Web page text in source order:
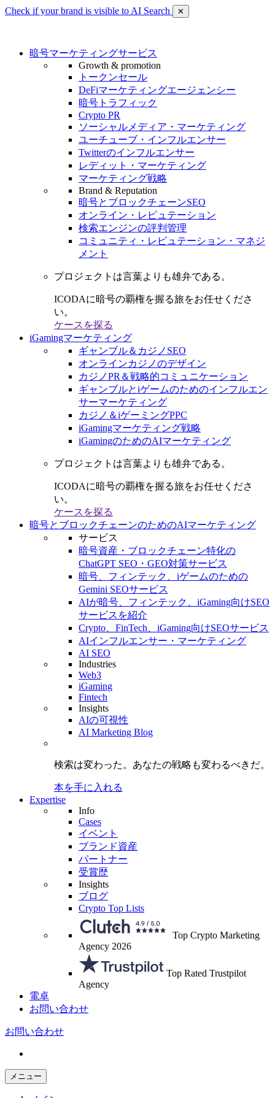
Check if your brand is visible to AI Search ✕
暗号マーケティングサービス
Growth & promotion
トークンセール
DeFiマーケティングエージェンシー
暗号トラフィック
Crypto PR
ソーシャルメディア・マーケティング
ユーチューブ・インフルエンサー
Twitterのインフルエンサー
レディット・マーケティング
マーケティング戦略
Brand & Reputation
暗号とブロックチェーンSEO
オンライン・レピュテーション
検索エンジンの評判管理
コミュニティ・レピュテーション・マネジ
メント
プロジェクトは言葉よりも雄弁である。
ICODAに暗号の覇権を握る旅をお任せくださ
い。
ケースを探る
iGamingマーケティング
ギャンブル＆カジノSEO
オンラインカジノのデザイン
カジノPR＆戦略的コミュニケーション
ギャンブルとiゲームのためのインフルエン
サーマーケティング
カジノ＆iゲーミングPPC
iGamingマーケティング戦略
iGamingのためのAIマーケティング
プロジェクトは言葉よりも雄弁である。
ICODAに暗号の覇権を握る旅をお任せくださ
い。
ケースを探る
暗号とブロックチェーンのためのAIマーケティング
サービス
暗号資産・ブロックチェーン特化の
ChatGPT SEO・GEO対策サービス
暗号、フィンテック、iゲームのための
Gemini SEOサービス
AIが暗号、フィンテック、iGaming向けSEO
サービスを紹介
Crypto、FinTech、iGaming向けSEOサービス
AIインフルエンサー・マーケティング
AI SEO
Industries
Web3
iGaming
Fintech
Insights
AIの可視性
AI Marketing Blog
検索は変わった。 あなたの戦略も変わるべきだ。
本を手に入れる
Expertise
Info
Cases
イベント
ブランド資産
パートナー
受賞歴
Insights
ブログ
Crypto Top Lists
Top Crypto Marketing
Agency 2026
Top Rated Trustpilot
Agency
電卓
お問い合わせ
お問い合わせ
メニュー